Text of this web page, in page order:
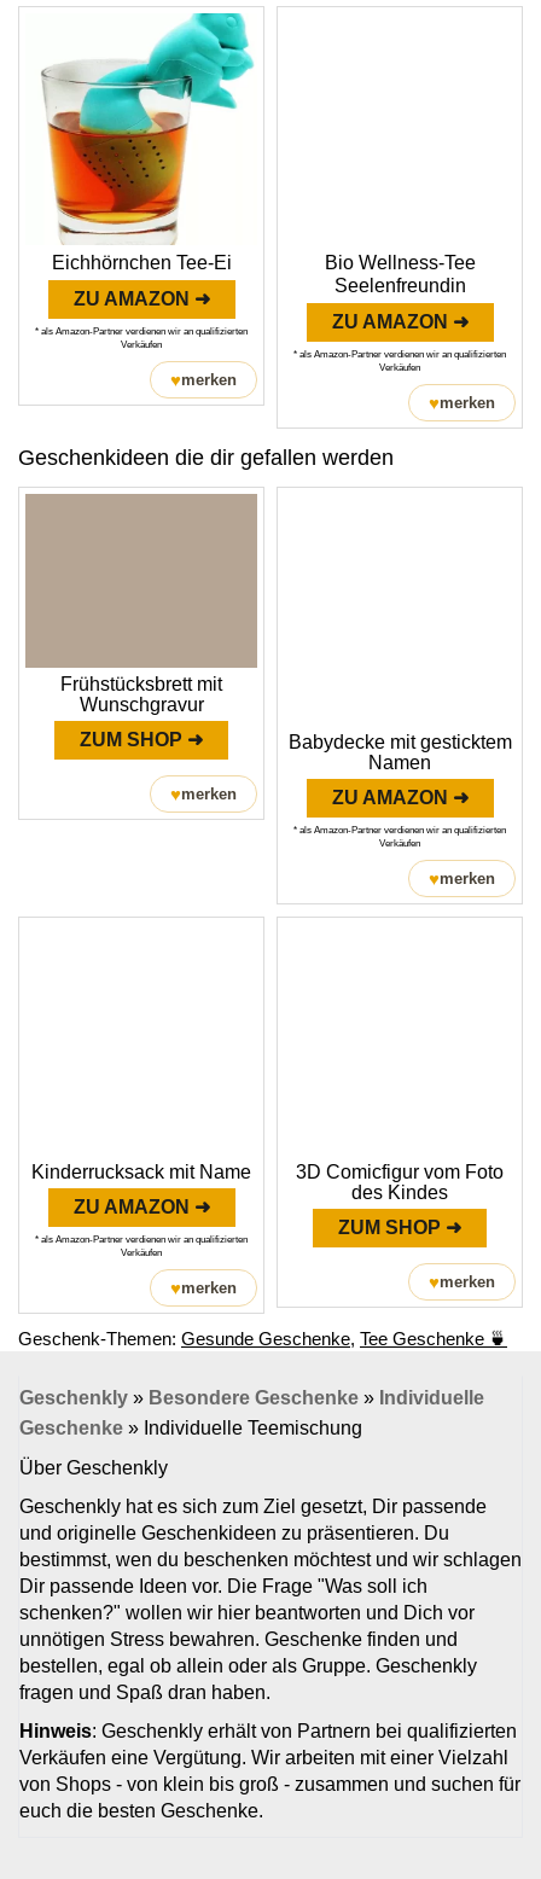
Eichhörnchen Tee-Ei
ZU AMAZON ➜
* als Amazon-Partner verdienen wir an qualifizierten
Verkäufen
♥merken
Bio Wellness-Tee
Seelenfreundin
ZU AMAZON ➜
* als Amazon-Partner verdienen wir an qualifizierten
Verkäufen
♥merken
Geschenkideen die dir gefallen werden
Frühstücksbrett mit
Wunschgravur
ZUM SHOP ➜
♥merken
Babydecke mit gesticktem
Namen
ZU AMAZON ➜
* als Amazon-Partner verdienen wir an qualifizierten
Verkäufen
♥merken
Kinderrucksack mit Name
ZU AMAZON ➜
* als Amazon-Partner verdienen wir an qualifizierten
Verkäufen
♥merken
3D Comicfigur vom Foto
des Kindes
ZUM SHOP ➜
♥merken
Geschenk-Themen: Gesunde Geschenke, Tee Geschenke 🍵
Geschenkly » Besondere Geschenke » Individuelle
Geschenke » Individuelle Teemischung
Über Geschenkly
Geschenkly hat es sich zum Ziel gesetzt, Dir passende
und originelle Geschenkideen zu präsentieren. Du
bestimmst, wen du beschenken möchtest und wir schlagen
Dir passende Ideen vor. Die Frage "Was soll ich
schenken?" wollen wir hier beantworten und Dich vor
unnötigen Stress bewahren. Geschenke finden und
bestellen, egal ob allein oder als Gruppe. Geschenkly
fragen und Spaß dran haben.
Hinweis: Geschenkly erhält von Partnern bei qualifizierten
Verkäufen eine Vergütung. Wir arbeiten mit einer Vielzahl
von Shops - von klein bis groß - zusammen und suchen für
euch die besten Geschenke.